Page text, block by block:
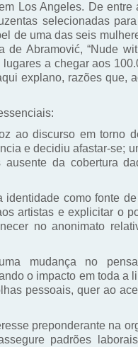
Los Angeles. De entre
selecionadas
de uma das seis
de Abramović, “Nude
a chegar aos
explano, razões que,
ao discurso em torno
e decidiu afastar-se;
ausente da cobertura
como fonte
artistas e explicitar o
no anonimato
mudança no
o impacto em toda a
pessoais, quer ao
preponderante na
padrões